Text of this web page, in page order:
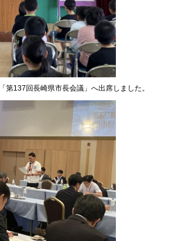
第137回長崎県市長会議」へ出席しました。